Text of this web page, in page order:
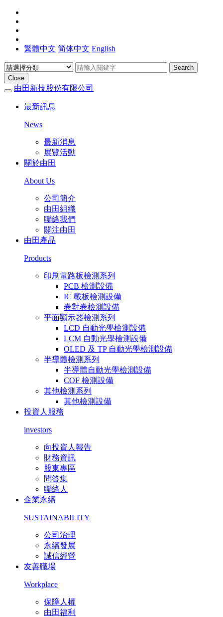
繁體中文 简体中文 English
Search
Close
由田新技股份有限公司
最新訊息
News
最新消息
展覽活動
關於由田
About Us
公司簡介
由田組織
聯絡我們
關注由田
由田產品
Products
印刷電路板檢測系列
PCB 檢測設備
IC 載板檢測設備
卷對卷檢測設備
平面顯示器檢測系列
LCD 自動光學檢測設備
LCM 自動光學檢測設備
OLED 及 TP 自動光學檢測設備
半導體檢測系列
半導體自動光學檢測設備
COF 檢測設備
其他檢測系列
其他檢測設備
投資人服務
investors
向投資人報告
財務資訊
股東專區
問答集
聯絡人
企業永續
SUSTAINABILITY
公司治理
永續發展
誠信經營
友善職場
Workplace
保障人權
由田福利